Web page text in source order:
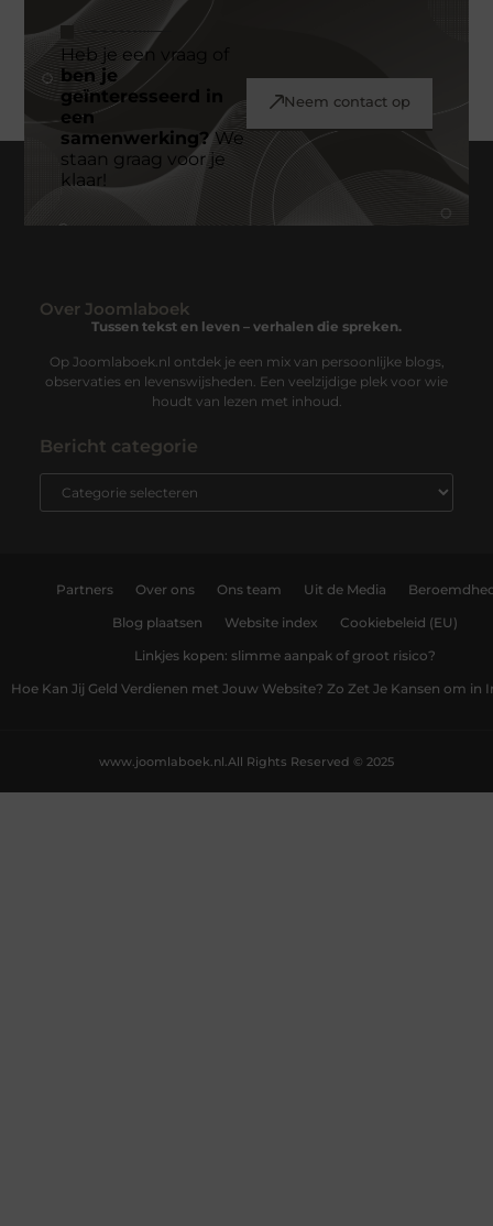
Heb je een vraag of
ben je
geïnteresseerd in
een
samenwerking?We
staan graag voor je
klaar!
Neem contact op
Over Joomlaboek
Tussen tekst en leven – verhalen die spreken.
Op Joomlaboek.nl ontdek je een mix van persoonlijke blogs,
observaties en levenswijsheden. Een veelzijdige plek voor wie
houdt van lezen met inhoud.
Bericht categorie
Partners Over ons Ons team Uit de Media
Blog plaatsen Website index Cookiebeleid (EU)
Linkjes kopen: slimme aanpak of groot risico?
Hoe Kan Jij Geld Verdienen met Jouw Website? Zo Zet Je Kansen om in
All Rights Reserved © 2025
www.joomlaboek.nl.